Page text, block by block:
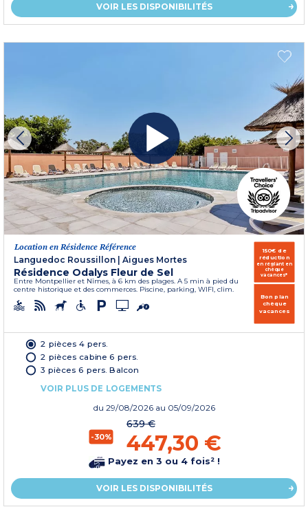
VOIR LES DISPONIBILITÉS
Location en Résidence Référence
Languedoc Roussillon | Aigues Mortes
Résidence Odalys Fleur de Sel
Entre Montpellier et Nîmes, à 6 km des plages. A 5 min à pied du
centre historique et des commerces. Piscine, parking, WIFI, clim.
150€ de
réduction
en réglant en
chèque
vacances*
Bon plan
chèque
vacances
2 pièces 4 pers.
2 pièces cabine 6 pers.
3 pièces 6 pers. Balcon
VOIR PLUS DE LOGEMENTS
du 29/08/2026 au 05/09/2026
-30%
639 €
447,30 €
Payez en 3 ou 4 fois² !
VOIR LES DISPONIBILITÉS